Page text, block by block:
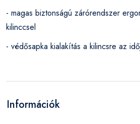
- magas biztonságú zárórendszer
kilinccsel
- védősapka kialakítás a kilincsre az
Információk